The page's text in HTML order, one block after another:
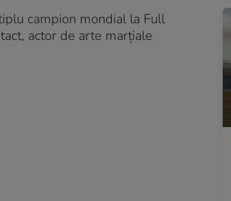
campion mondial la Full
actor de arte marțiale